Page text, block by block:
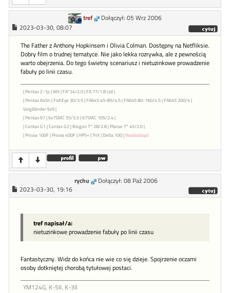
tref
Dołączył: 05 Wrz 2006
2023-03-30, 08:07
The Father z Anthony Hopkinsem i Olivia Colman. Dostępny na Netfliksie.
Dobry film o trudnej tematyce. Nie jako lekka rozrywka, ale z pewnością
warto obejrzenia. Do tego świetny scenariusz i nietuzinkowe prowadzenie
fabuły po linii czasu.
| Pentax Z-1p | MX | FA*24/2.0 | FA 77/1.8 Ltd |
| Pentax 645n | FishEye 30/3.5 | FA645 45-85/4.5 | FA645 80-160/4.5 | FA645 200/4 |
Voigtländer 6x9 |
| Pentax 67 | 6x7SMC 55/3.5 | 67SMC 105/2.4 |
| Contax G1 | Contax G2 | Biogon T* 28/2.8 | Planar T* 45/2.0 |
| Provia 100F | Provia 400F | HP5+ | TriX | Delta 100 |Waidodayo!
rychu
Dołączył: 08 Paź 2006
2023-03-30, 19:16
tref napisał/a:
nietuzinkowe prowadzenie fabuły po linii czasu
Fantastyczny. Widz do końca nie wie co się dzieje. Spojrzenie oczami
osoby dotkniętej chorobą tytułowej postaci.
YM124G, K-5II, K-3II